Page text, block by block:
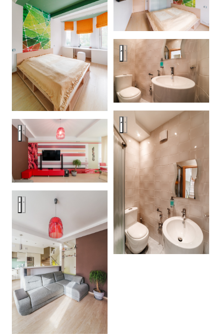
Позитив на природе
Позитив на природе
Позитив на природе
Позитив на природе